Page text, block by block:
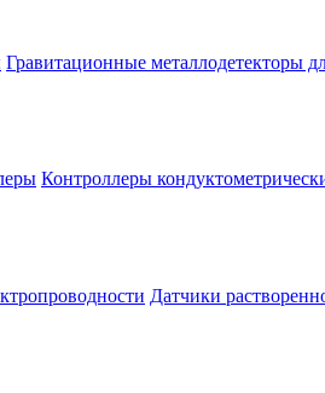
Гравитационные металлодетекторы
Контроллеры
Датчики